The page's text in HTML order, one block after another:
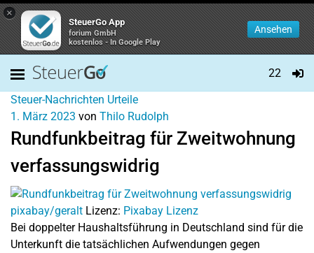
×
SteuerGo App
forium GmbH
kostenlos - In Google Play
Ansehen
22
Steuer-Nachrichten Urteile
1. März 2023 von Thilo Rudolph
Rundfunkbeitrag für Zweitwohnung
verfassungswidrig
pixabay/geralt Lizenz: Pixabay Lizenz
Bei doppelter Haushaltsführung in Deutschland sind für die
Unterkunft die tatsächlichen Aufwendungen gegen